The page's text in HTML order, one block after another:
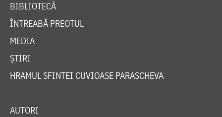
BIBLIOTECĂ
ÎNTREABĂ PREOTUL
MEDIA
ȘTIRI
HRAMUL SFINTEI CUVIOASE PARASCHEVA
AUTORI